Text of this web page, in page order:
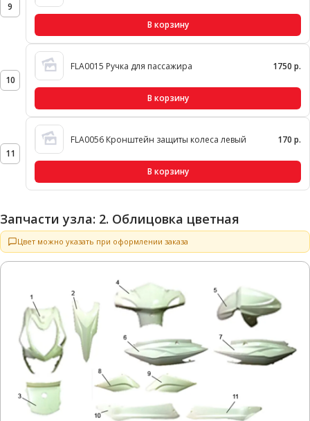
9
В корзину
10
FLA0015 Ручка для пассажира 1750 р.
В корзину
11
FLA0056 Кронштейн защиты колеса левый 170 р.
В корзину
Запчасти узла: 2. Облицовка цветная
Цвет можно указать при оформлении заказа